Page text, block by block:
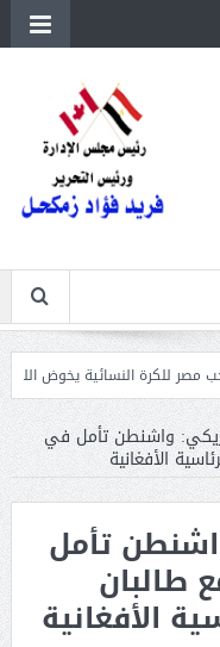
يخوض الليلة مباراة وداع
واشنطن تأمل في
الأفغانية
تأمل
طالبان
الأفغانية